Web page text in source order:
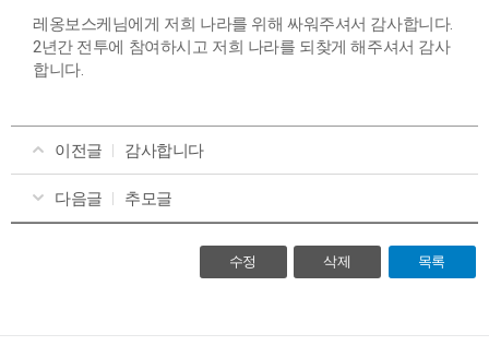
레옹보스케님에게 저희 나라를 위해 싸워주셔서 감사합니다.
2년간 전투에 참여하시고 저희 나라를 되찾게 해주셔서 감사
합니다.
이전글 감사합니다
다음글 추모글
수정 삭제 목록